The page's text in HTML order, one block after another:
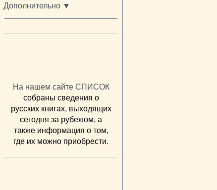
Дополнительно ▼
На нашем сайте СПИСОК
собраны сведения о
русских книгах, выходящих
сегодня за рубежом, а
также информация о том,
где их можно приобрести.